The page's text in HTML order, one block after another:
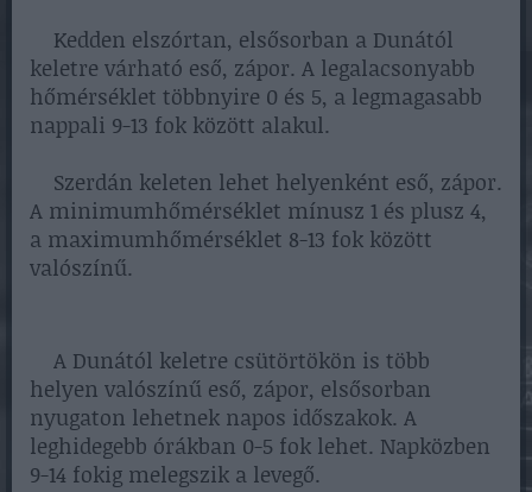
Kedden elszórtan, elsősorban a Dunától
keletre várható eső, zápor. A legalacsonyabb
hőmérséklet többnyire 0 és 5, a legmagasabb
nappali 9-13 fok között alakul.
Szerdán keleten lehet helyenként eső, zápor.
A minimumhőmérséklet mínusz 1 és plusz 4,
a maximumhőmérséklet 8-13 fok között
valószínű.
A Dunától keletre csütörtökön is több
helyen valószínű eső, zápor, elsősorban
nyugaton lehetnek napos időszakok. A
leghidegebb órákban 0-5 fok lehet. Napközben
9-14 fokig melegszik a levegő.